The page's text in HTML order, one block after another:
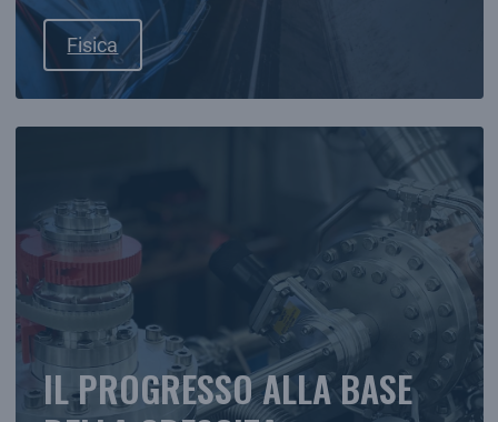
Fisica
IL PROGRESSO ALLA BASE